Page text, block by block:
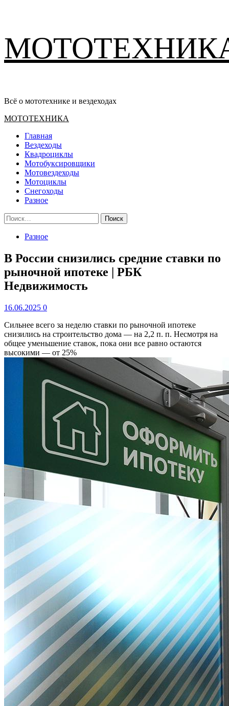
содержимому
Всё о мототехнике и вездеходах
Основное
МОТОТЕХНИКА
Главная
Вездеходы
Квадроциклы
Мотобуксировщики
Мотовездеходы
Мотоциклы
Снегоходы
Разное
Найти:
Разное
В России снизились средние ставки по
рыночной ипотеке | РБК
Недвижимость
16.06.2025 0
Сильнее всего за неделю ставки по рыночной ипотеке
снизились на строительство дома — на 2,2 п. п. Несмотря на
общее уменьшение ставок, пока они все равно остаются
высокими — от 25%